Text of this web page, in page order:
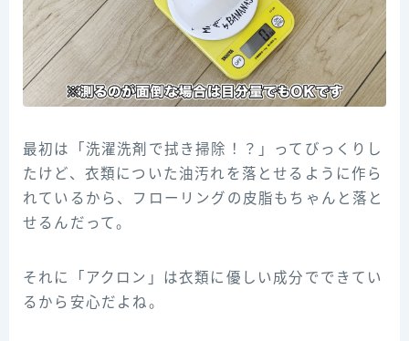
最初は「洗濯洗剤で拭き掃除！？」ってびっくりし
たけど、衣類についた油汚れを落とせるように作ら
れているから、フローリングの皮脂もちゃんと落と
せるんだって。
それに「アクロン」は衣類に優しい成分でできてい
るから安心だよね。